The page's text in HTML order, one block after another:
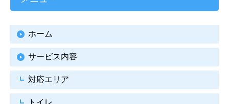
ホーム
サービス内容
対応エリア
トイレ